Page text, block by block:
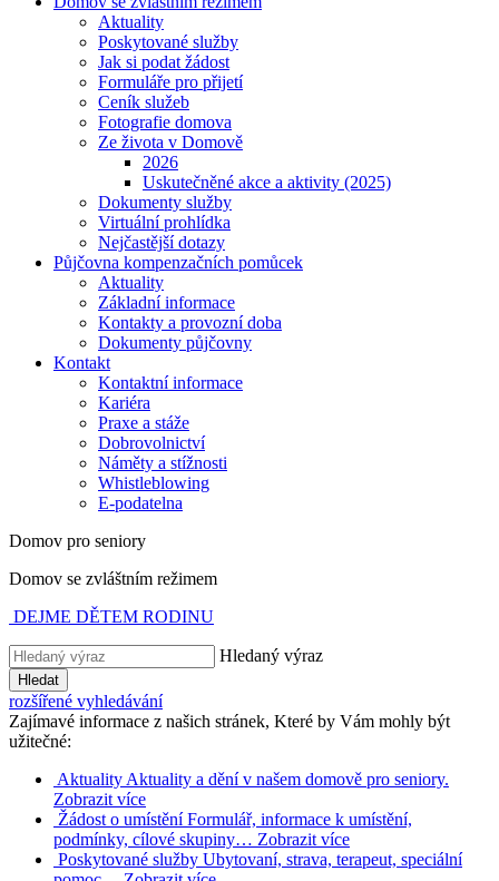
Aktuality
Poskytované služby
Jak si podat žádost
Formuláře pro přijetí
Ceník služeb
Fotografie domova
Ze života v Domově
2026
Uskutečněné akce a aktivity (2025)
Dokumenty služby
Virtuální prohlídka
Nejčastější dotazy
Půjčovna kompenzačních pomůcek
Aktuality
Základní informace
Kontakty a provozní doba
Dokumenty půjčovny
Kontakt
Kontaktní informace
Kariéra
Praxe a stáže
Dobrovolnictví
Náměty a stížnosti
Whistleblowing
E-podatelna
Domov pro seniory
Domov se zvláštním režimem
DEJME DĚTEM RODINU
Hledaný výraz
Hledat
rozšířené vyhledávání
Zajímavé informace z našich stránek, Které by Vám mohly být
užitečné:
Aktuality Aktuality a dění v našem domově pro seniory.
Zobrazit více
Žádost o umístění Formulář, informace k umístění,
podmínky, cílové skupiny… Zobrazit více
Poskytované služby Ubytovaní, strava, terapeut, speciální